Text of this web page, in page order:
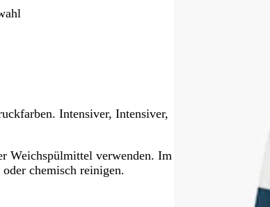
Intensiver, Intensiver,
Weichspülmittel verwenden. Im
chemisch reinigen.